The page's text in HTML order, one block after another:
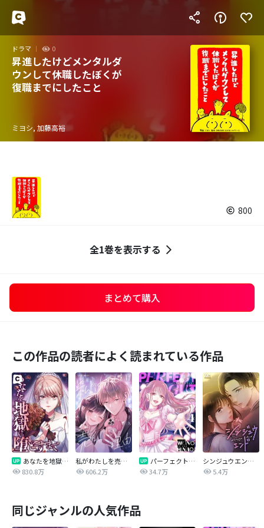
ドラマ 0
昇進したけどメンタルダ
ウンして休職したぼくが
復職までにしたこと
ミヨシ, 加藤高裕
800
全1巻を表示する
まとめて購入
この作品の読者によく読まれている作品
あなたを地獄に堕とすまで
830.8万
私がわたしを売る理由
606.2万
パーフェクトグリッター
34.7万
シンジュウエンド【タテヨミ】
5.4万
同じジャンルの人気作品